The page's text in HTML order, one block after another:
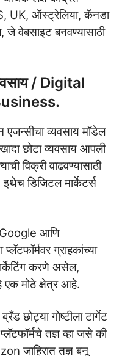
UK, ऑस्ट्रेलिया, कॅनडा
वेबसाइट बनवण्यासाठी
/ Digital
एजन्सीचा व्यवसाय मॉडेल
छोटा व्यवसाय आपली
विक्री वाढवण्यासाठी
डिजिटल मार्केटर्स
Google आणि
ग्राहकांच्या
करणे असेल,
एक मोठे क्षेत्र आहे.
छोट्या गोष्टीला टार्गेट
तज्ञ व्हा जसे की
जाहिरात तज्ञ बनू